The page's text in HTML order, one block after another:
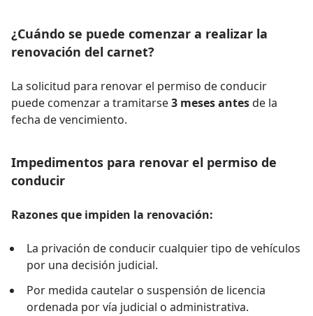
¿Cuándo se puede comenzar a realizar la
renovación del carnet?
La solicitud para renovar el permiso de conducir
puede comenzar a tramitarse3 meses antesde la
fecha de vencimiento.
Impedimentos para renovar el permiso de
conducir
Razones que impiden la renovación:
La privación de conducir cualquier tipo de vehículos
por una decisión judicial.
Por medida cautelar o suspensión de licencia
ordenada por vía judicial o administrativa.